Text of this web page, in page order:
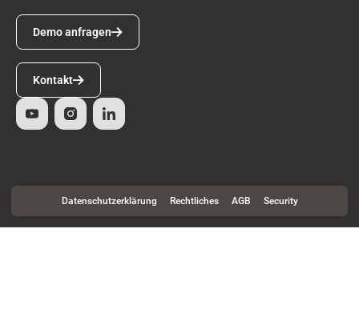
Demo anfragen
Demo anfragen
Kontakt
Kontakt
Datenschutzerklärung Rechtliches AGB Security